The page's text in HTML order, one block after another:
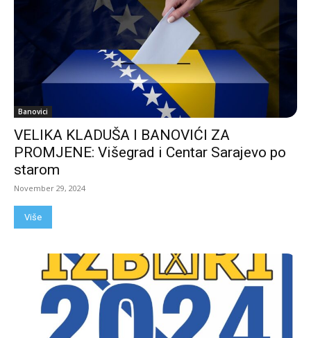
Banovici
VELIKA KLADUŠA I BANOVIĆI ZA
PROMJENE: Višegrad i Centar Sarajevo po
starom
November 29, 2024
Više